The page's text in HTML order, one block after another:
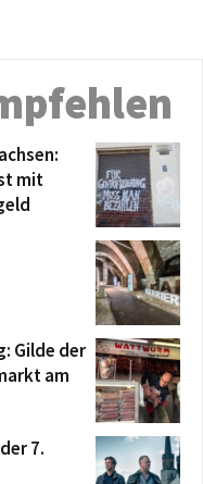
mit
Gilde der
am
7.